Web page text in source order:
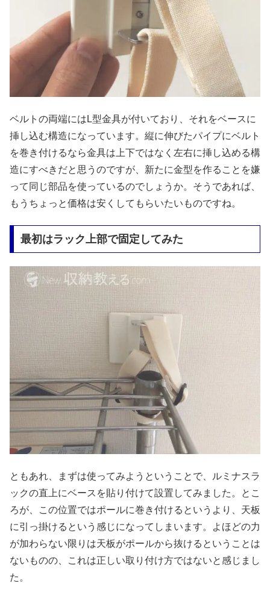
ベルトの両端にはL型金具が付いており、それをベースに
挿し込む構造になっています。縦に伸びたパイプにベルト
を巻き付けるなら金具は上下ではなく左右に挿し込める構
造にすべきだと思うのですが、新たに金型を作ることを嫌
って同じ部品を使っているのでしょうか。そうであれば、
もうちょっと価格は安くしてもらいたいものですね。
最初はラック上部で固定してみた
ともあれ、まずは使ってみようということで、ルミナスラ
ックの直上にベースを貼り付けて設置してみました。とこ
ろが、この位置ではポールに巻き付けるというより、天板
に引っ掛けるという感じになってしまいます。よほどの力
が加わらない限りは天板がポールから抜けるということは
ないものの、これは正しい取り付け方ではないと感じまし
た。